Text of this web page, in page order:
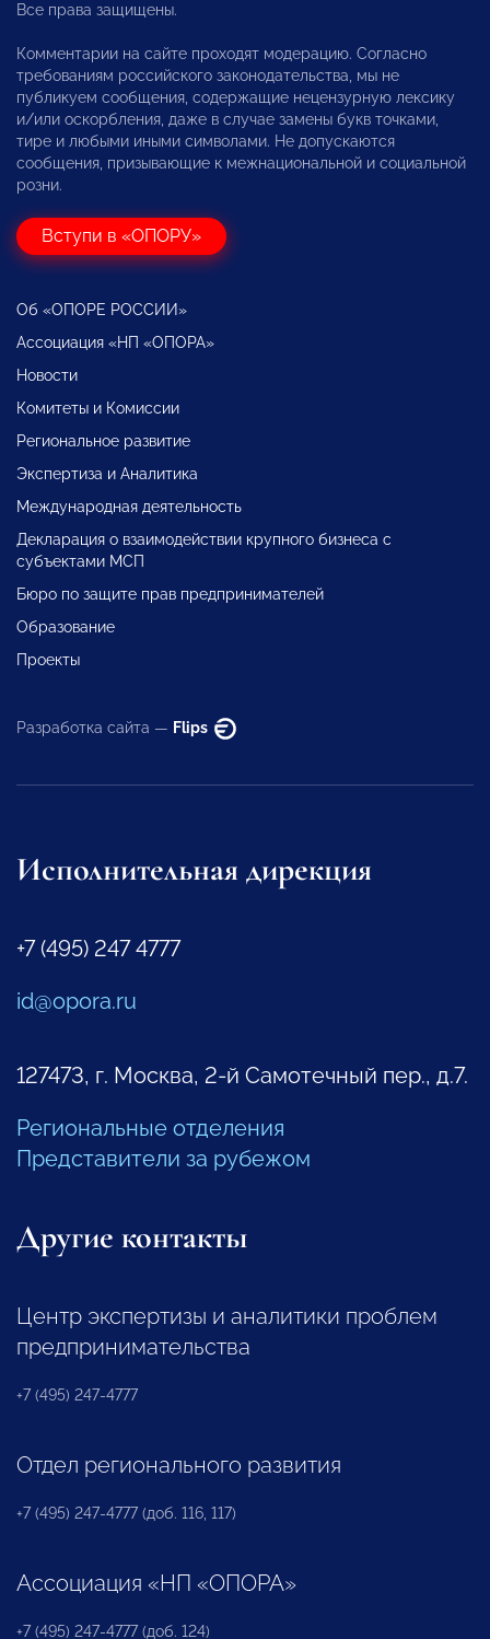
Все права защищены.
Комментарии на сайте проходят модерацию. Согласно
требованиям российского законодательства, мы не
публикуем сообщения, содержащие нецензурную лексику
и/или оскорбления, даже в случае замены букв точками,
тире и любыми иными символами. Не допускаются
сообщения, призывающие к межнациональной и социальной
розни.
Вступи в «ОПОРУ»
Об «ОПОРЕ РОССИИ»
Ассоциация «НП «ОПОРА»
Новости
Комитеты и Комиссии
Региональное развитие
Экспертиза и Аналитика
Международная деятельность
Декларация о взаимодействии крупного бизнеса с
субъектами МСП
Бюро по защите прав предпринимателей
Образование
Проекты
Разработка сайта — Flips
Исполнительная дирекция
+7 (495) 247 4777
id@opora.ru
127473, г. Москва, 2-й Самотечный пер., д.7.
Региональные отделения
Представители за рубежом
Другие контакты
Центр экспертизы и аналитики проблем
предпринимательства
+7 (495) 247-4777
Отдел регионального развития
+7 (495) 247-4777 (доб. 116, 117)
Ассоциация «НП «ОПОРА»
+7 (495) 247-4777 (доб. 124)